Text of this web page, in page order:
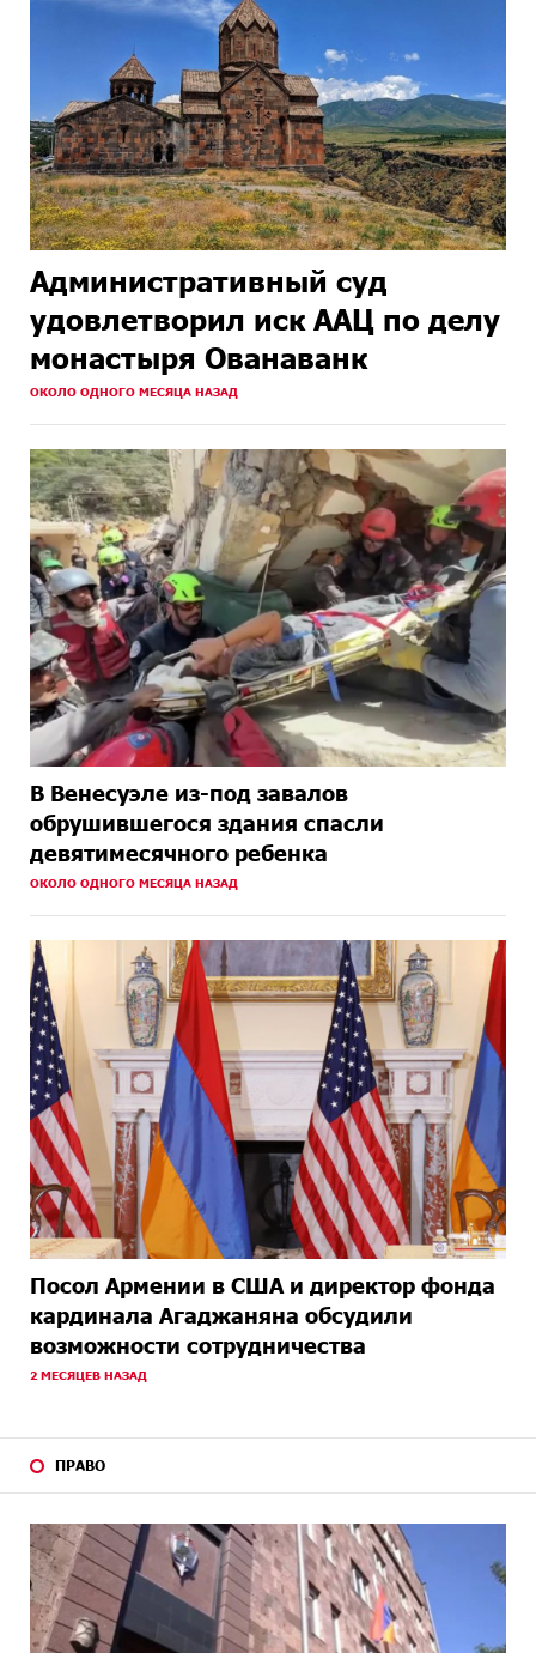
Административный суд
удовлетворил иск ААЦ по делу
монастыря Ованаванк
ОКОЛО ОДНОГО МЕСЯЦА НАЗАД
В Венесуэле из-под завалов
обрушившегося здания спасли
девятимесячного ребенка
ОКОЛО ОДНОГО МЕСЯЦА НАЗАД
Посол Армении в США и директор фонда
кардинала Агаджаняна обсудили
возможности сотрудничества
2 МЕСЯЦЕВ НАЗАД
ПРАВО